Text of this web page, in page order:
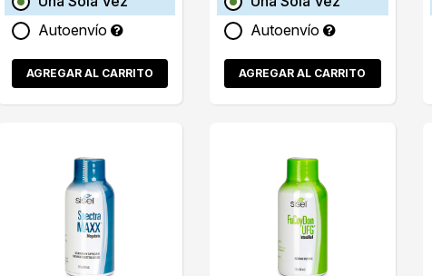
Autoenvío
AGREGAR AL CARRITO
Autoenvío
AGREGAR AL CARRITO